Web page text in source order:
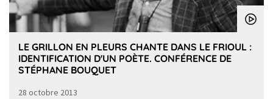
LE GRILLON EN PLEURS CHANTE DANS LE FRIOUL :
IDENTIFICATION D'UN POÈTE. CONFÉRENCE DE
STÉPHANE BOUQUET
28 octobre 2013